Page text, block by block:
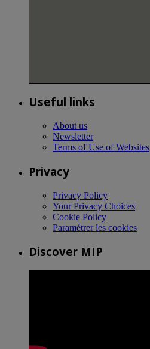
Useful links
About us
Newsletter
Terms of Use of Websites
Privacy
Privacy Policy
Your Privacy Choices
Cookie Policy
Paramétrer les cookies
Discover MIP